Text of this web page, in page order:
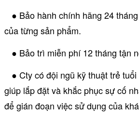
● Bảo hành chính hãng 24
của từng sản phẩm.
● Bảo trì miễn phí 12 tháng tận
● Cty có đội ngũ kỹ thuật trẻ
giúp lắp đặt và khắc phục sự cố
để gián đoạn việc sử dụng của